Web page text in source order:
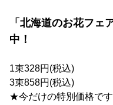
「北海道のお花フェ
中！
1束328円(税込)
3束858円(税込)
★今だけの特別価格です